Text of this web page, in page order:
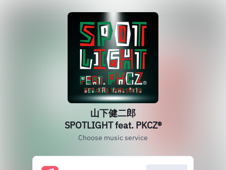
山下健二郎
SPOTLIGHT feat. PKCZ®
Choose music service